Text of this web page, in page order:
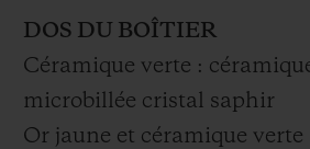
DOS DU BOÎTIER
Céramique verte :
microbillée cristal saphir
Or jaune et céramique verte